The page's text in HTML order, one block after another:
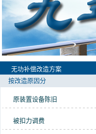
无功补偿改造方案
按改造原因分
原装置设备陈旧
被扣力调费